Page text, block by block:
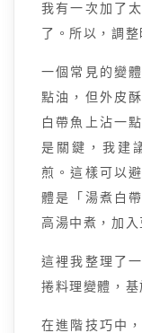
我有一次加了
了。所以，調整
一個常見的變
點油，但外皮
白帶魚上沾一
是關鍵，我建
煎。這樣可以
體是「湯煮白
高湯中煮，加入
這裡我整理了
捲料理變體，基
在進階技巧中